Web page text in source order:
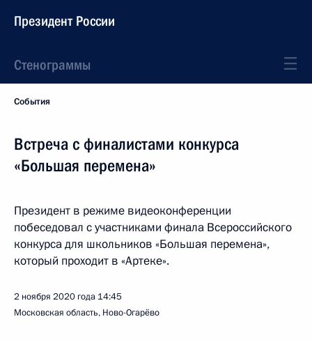
Президент России
Стенограммы
События
Встреча с финалистами конкурса
«Большая перемена»
Президент в режиме видеоконференции
побеседовал с участниками финала Всероссийского
конкурса для школьников «Большая перемена»,
который проходит в «Артеке».
2 ноября 2020 года 14:45
Московская область, Ново-Огарёво